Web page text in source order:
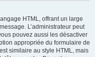
HTML, offrant un large
L’administrateur peut
pouvez aussi les désactiver
appropriée du formulaire de
similaire au style HTML, mais